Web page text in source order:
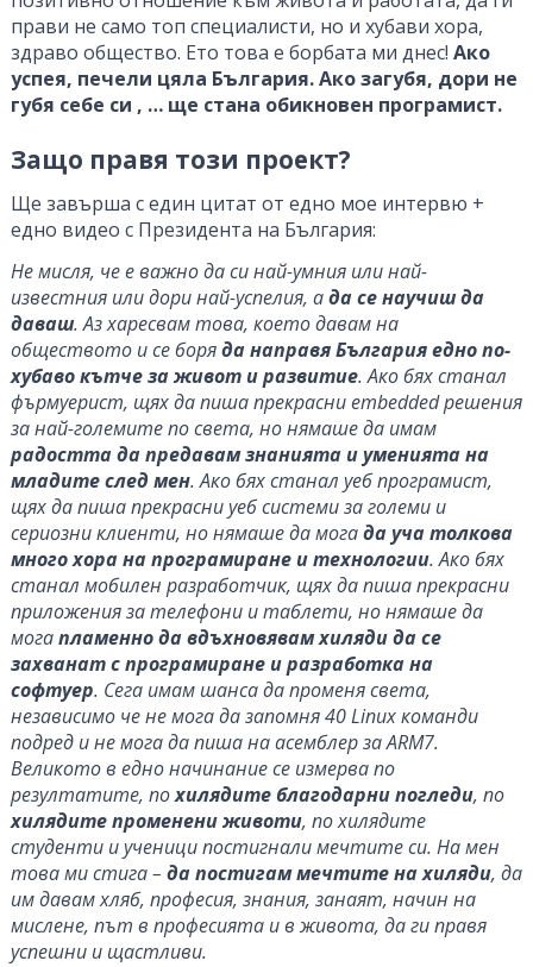
прави не само топ специалисти, но и хубави хора,
здраво общество. Ето това е борбата ми днес! Ако
успея, печели цяла България. Ако загубя, дори не
губя себе си , … ще стана обикновен програмист.
Защо правя този проект?
Ще завърша с един цитат от едно мое интервю +
едно видео с Президента на България:
Не мисля, че е важно да си най-умния или най-
известния или дори най-успелия, ада се научиш да
даваш. Аз харесвам това, което давам на
обществото и се боряда направя България едно по-
хубаво кътче за живот и развитие. Ако бях станал
фърмуерист, щях да пиша прекрасни embedded решения
за най-големите по света, но нямаше да имам
радостта да предавам знанията и уменията на
младите след мен. Ако бях станал уеб програмист,
щях да пиша прекрасни уеб системи за големи и
сериозни клиенти, но нямаше да могада уча толкова
много хора на програмиране и технологии. Ако бях
станал мобилен разработчик, щях да пиша прекрасни
приложения за телефони и таблети, но нямаше да
могапламенно да вдъхновявам хиляди да се
захванат с програмиране и разработка на
софтуер. Сега имам шанса да променя света,
независимо че не мога да запомня 40 Linux команди
подред и не мога да пиша на асемблер за ARM7.
Великото в едно начинание се измерва по
резултатите, похилядите благодарни погледи, по
хилядите променени животи, по хилядите
студенти и ученици постигнали мечтите си. На мен
това ми стига – да постигам мечтите на хиляди, да
им давам хляб, професия, знания, занаят, начин на
мислене, път в професията и в живота, да ги правя
успешни и щастливи.